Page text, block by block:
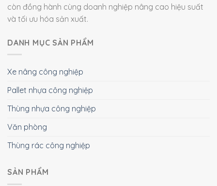
còn đồng hành cùng doanh nghiệp nâng cao hiệu suất
và tối ưu hóa sản xuất.
DANH MỤC SẢN PHẨM
Xe nâng công nghiệp
Pallet nhựa công nghiệp
Thùng nhựa công nghiệp
Văn phòng
Thùng rác công nghiệp
SẢN PHẨM